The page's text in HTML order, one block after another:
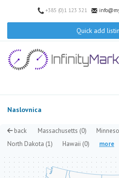
+385 (0)1 123 321
Quick add
Naslovnica
back Massachusetts (0)
North Dakota (1) Hawaii (0) more